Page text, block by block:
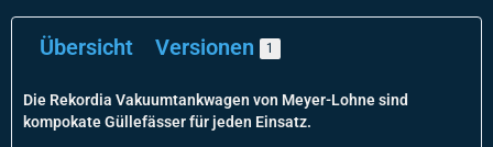
Übersicht Versionen 1
Die Rekordia Vakuumtankwagen von Meyer-Lohne sind
kompokate Güllefässer für jeden Einsatz.